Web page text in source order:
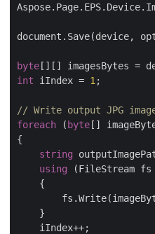
document.Save(device,
byte
int iIndex = 1 ;
// Write output JPG
foreach ( byte []
{
string
using (FileStream fs
    {
    }
    iIndex++;